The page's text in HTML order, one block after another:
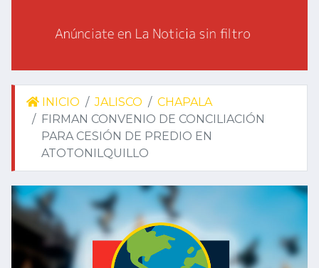
INICIO JALISCO
CHAPALA
FIRMAN CONVENIO DE CONCILIACIÓN
PARA CESIÓN DE PREDIO EN
ATOTONILQUILLO